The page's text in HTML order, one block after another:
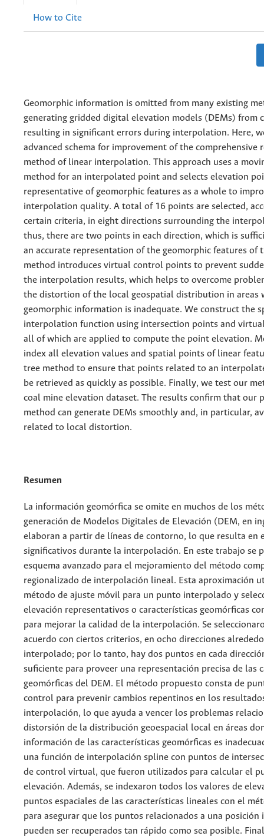
How to Cite
Geomorphic information is omitted from many existing
generating gridded digital elevation models (DEMs) from
resulting in significant errors during interpolation. Here,
advanced schema for improvement of the comprehensive
method of linear interpolation. This approach uses a
method for an interpolated point and selects elevation
representative of geomorphic features as a whole to
interpolation quality. A total of 16 points are selected,
certain criteria, in eight directions surrounding the
thus, there are two points in each direction, which is
an accurate representation of the geomorphic features of
method introduces virtual control points to prevent
the interpolation results, which helps to overcome
the distortion of the local geospatial distribution in areas
geomorphic information is inadequate. We construct the
interpolation function using intersection points and
all of which are applied to compute the point elevation.
index all elevation values and spatial points of linear
tree method to ensure that points related to an
be retrieved as quickly as possible. Finally, we test our
coal mine elevation dataset. The results confirm that our
method can generate DEMs smoothly and, in particular,
related to local distortion.
Resumen
La información geomórfica se omite en muchos de los
generación de Modelos Digitales de Elevación (DEM, en
elaboran a partir de líneas de contorno, lo que resulta en
significativos durante la interpolación. En este trabajo se
esquema avanzado para el mejoramiento del método
regionalizado de interpolación lineal. Esta aproximación
método de ajuste móvil para un punto interpolado y
elevación representativos o características geomórficas
para mejorar la calidad de la interpolación. Se
acuerdo con ciertos criterios, en ocho direcciones
interpolado; por lo tanto, hay dos puntos en cada
suficiente para proveer una representación precisa de las
geomórficas del DEM. El método propuesto consta de
control para prevenir cambios repentinos en los
interpolación, lo que ayuda a vencer los problemas
distorsión de la distribución geoespacial local en áreas
información de las características geomórficas es
una función de interpolación spline con puntos de
de control virtual, que fueron utilizados para calcular el
elevación. Además, se indexaron todos los valores de
puntos espaciales de las características lineales con el
para asegurar que los puntos relacionados a una posición
pueden ser recuperados tan rápido como sea posible.